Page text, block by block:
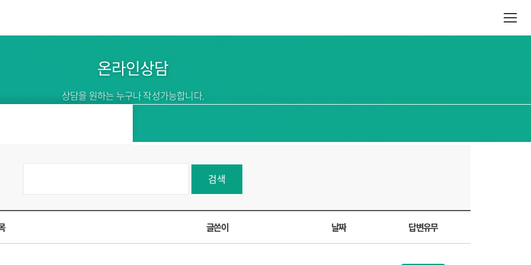
온라인상담
상담을 원하는 누구나 작성가능합니다.
검색
글쓴이 날짜 답변유무